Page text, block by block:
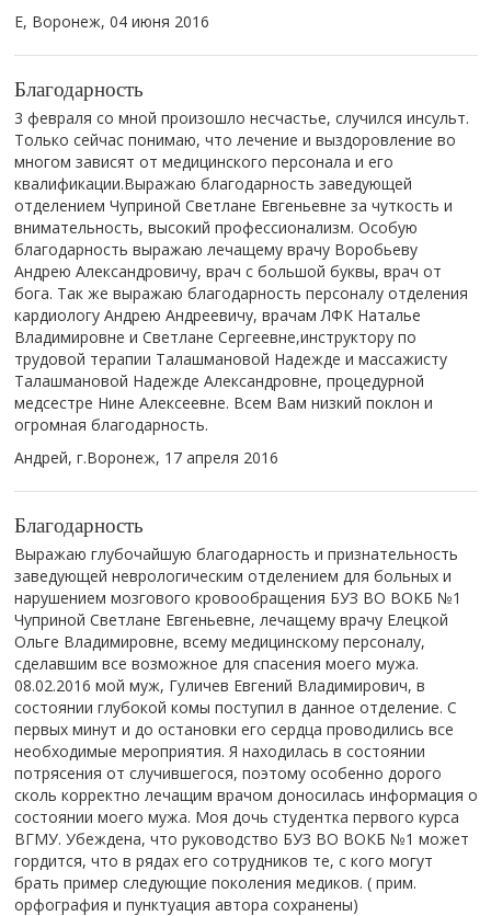
Е, Воронеж, 04 июня 2016
Благодарность
3 февраля со мной произошло несчастье, случился инсульт.
Только сейчас понимаю, что лечение и выздоровление во
многом зависят от медицинского персонала и его
квалификации.Выражаю благодарность заведующей
отделением Чуприной Светлане Евгеньевне за чуткость и
внимательность, высокий профессионализм. Особую
благодарность выражаю лечащему врачу Воробьеву
Андрею Александровичу, врач с большой буквы, врач от
бога. Так же выражаю благодарность персоналу отделения
кардиологу Андрею Андреевичу, врачам ЛФК Наталье
Владимировне и Светлане Сергеевне,инструктору по
трудовой терапии Талашмановой Надежде и массажисту
Талашмановой Надежде Александровне, процедурной
медсестре Нине Алексеевне. Всем Вам низкий поклон и
огромная благодарность.
Андрей, г.Воронеж, 17 апреля 2016
Благодарность
Выражаю глубочайшую благодарность и признательность
заведующей неврологическим отделением для больных и
нарушением мозгового кровообращения БУЗ ВО ВОКБ №1
Чуприной Светлане Евгеньевне, лечащему врачу Елецкой
Ольге Владимировне, всему медицинскому персоналу,
сделавшим все возможное для спасения моего мужа.
08.02.2016 мой муж, Гуличев Евгений Владимирович, в
состоянии глубокой комы поступил в данное отделение. С
первых минут и до остановки его сердца проводились все
необходимые мероприятия. Я находилась в состоянии
потрясения от случившегося, поэтому особенно дорого
сколь корректно лечащим врачом доносилась информация о
состоянии моего мужа. Моя дочь студентка первого курса
ВГМУ. Убеждена, что руководство БУЗ ВО ВОКБ №1 может
гордится, что в рядах его сотрудников те, с кого могут
брать пример следующие поколения медиков. ( прим.
орфография и пунктуация автора сохранены)